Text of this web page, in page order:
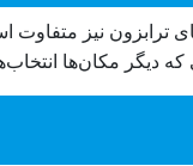
ترابزون نیز
که دیگر مکان‌ها